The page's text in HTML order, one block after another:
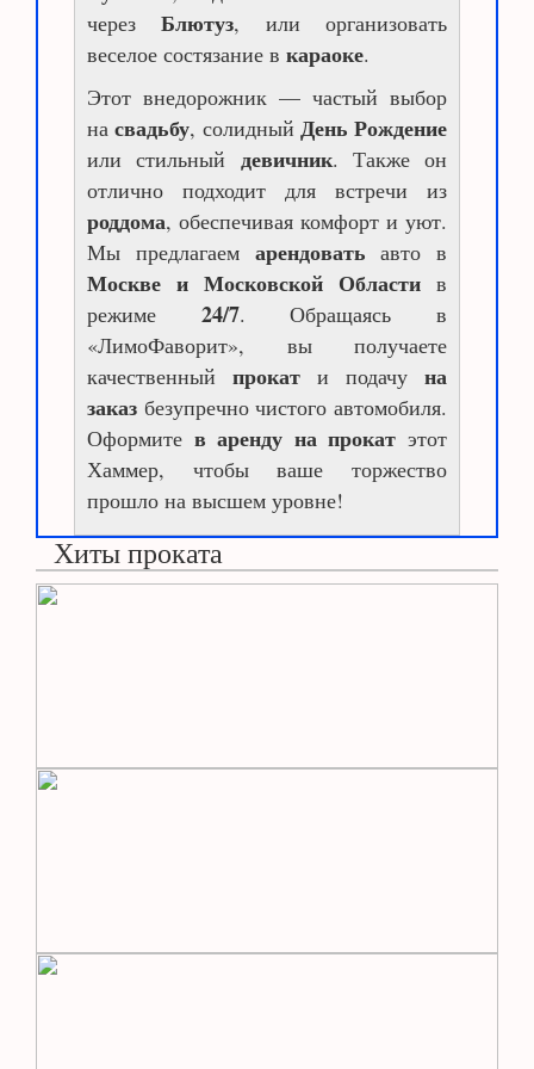
черезБлютуз, или организовать
веселое состязание в караоке.
Этот внедорожник — частый выбор
насвадьбу, солидный День Рождение
или стильный девичник. Также он
отлично подходит для встречи из
роддома, обеспечивая комфорт и уют.
Мы предлагаем арендовать авто в
Москве и Московской Области в
режиме 24/7. Обращаясь в
«ЛимоФаворит», вы получаете
качественный прокат и подачу на
заказ безупречно чистого автомобиля.
Оформите в аренду на прокат этот
Хаммер, чтобы ваше торжество
прошло на высшем уровне!
Хиты проката